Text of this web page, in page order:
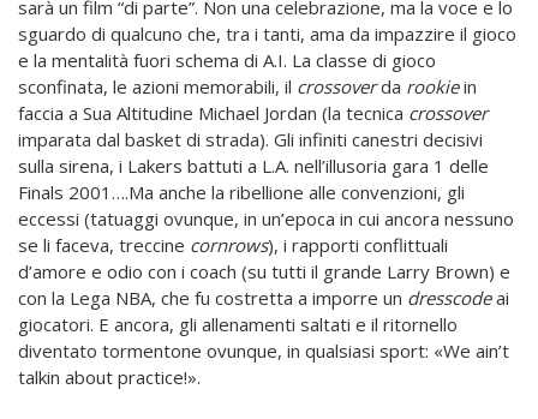
sarà un film “di parte”. Non una celebrazione, ma la voce e lo
sguardo di qualcuno che, tra i tanti, ama da impazzire il gioco
e la mentalità fuori schema di A.I. La classe di gioco
sconfinata, le azioni memorabili, il crossoverda rookiein
faccia a Sua Altitudine Michael Jordan (la tecnica crossover
imparata dal basket di strada). Gli infiniti canestri decisivi
sulla sirena, i Lakers battuti a L.A. nell’illusoria gara 1 delle
Finals 2001….Ma anche la ribellione alle convenzioni, gli
eccessi (tatuaggi ovunque, in un’epoca in cui ancora nessuno
se li faceva, treccine cornrows), i rapporti conflittuali
d’amore e odio con i coach (su tutti il grande Larry Brown) e
con la Lega NBA, che fu costretta a imporre un dresscodeai
giocatori. E ancora, gli allenamenti saltati e il ritornello
diventato tormentone ovunque, in qualsiasi sport: «We ain’t
talkin about practice!».